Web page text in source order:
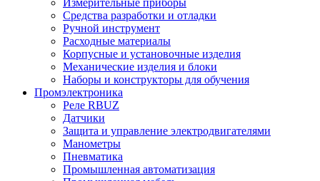
Средства разработки и отладки
Ручной инструмент
Расходные материалы
Корпусные и установочные изделия
Механические изделия и блоки
Наборы и конструкторы для обучения
Промэлектроника
Реле RBUZ
Датчики
Защита и управление электродвигателями
Манометры
Пневматика
Промышленная автоматизация